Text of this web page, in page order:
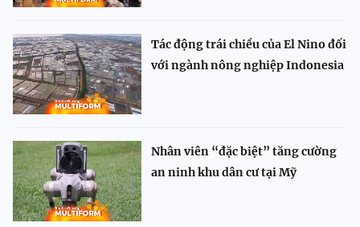
Tác động trái chiều của El Nino đối
với ngành nông nghiệp Indonesia
Nhân viên “đặc biệt” tăng cường
an ninh khu dân cư tại Mỹ